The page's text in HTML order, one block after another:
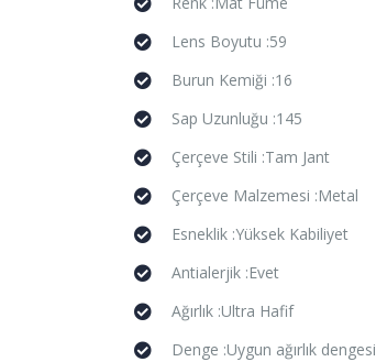
Lens Boyutu :59
Burun Kemiği :16
Sap Uzunluğu :145
Çerçeve Stili :Tam Jant
Çerçeve Malzemesi :Metal
Esneklik :Yüksek Kabiliyet
Antialerjik :Evet
Ağırlık :Ultra Hafif
Denge :Uygun ağırlık dengesi